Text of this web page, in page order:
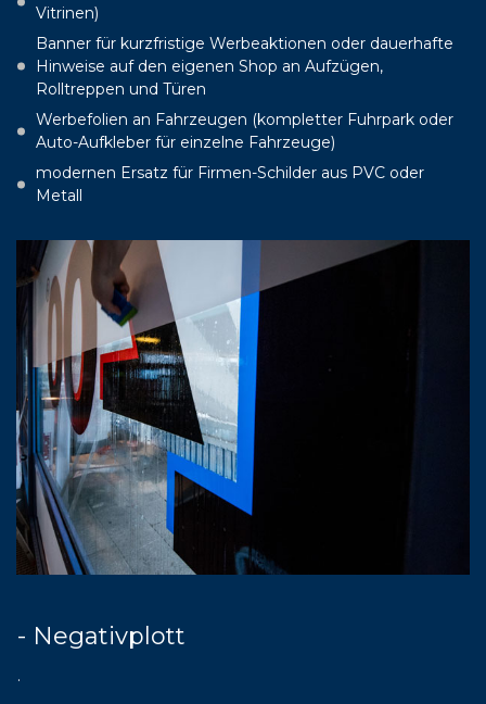
Vitrinen)
Banner für kurzfristige Werbeaktionen oder dauerhafte
Hinweise auf den eigenen Shop an Aufzügen,
Rolltreppen und Türen
Werbefolien an Fahrzeugen (kompletter Fuhrpark oder
Auto-Aufkleber für einzelne Fahrzeuge)
modernen Ersatz für Firmen-Schilder aus PVC oder
Metall
- Negativplott
.